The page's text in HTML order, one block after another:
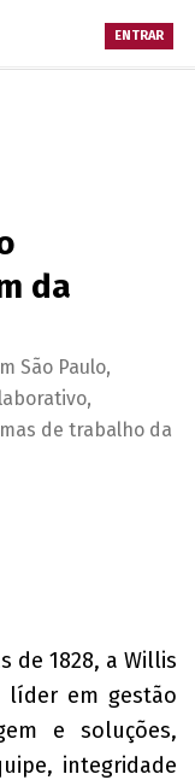
ENTRAR
da
São Paulo,
de trabalho da
de 1828, a Willis
líder em gestão
e soluções,
integridade